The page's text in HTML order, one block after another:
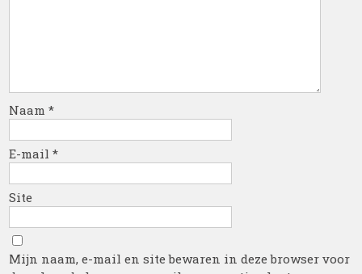
Naam*
E-mail*
Site
Mijn naam, e-mail en site bewaren in deze browser voor